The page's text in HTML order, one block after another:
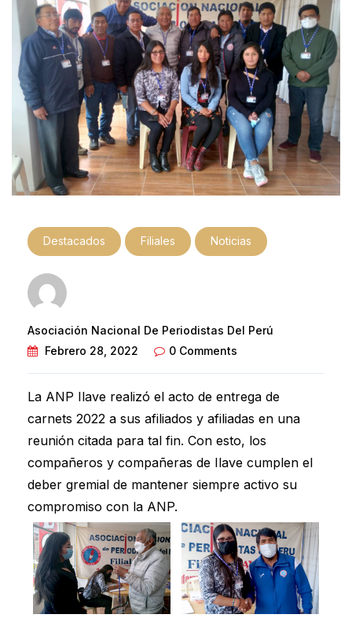
Destacados Filiales Noticias
Asociación Nacional De Periodistas Del Perú
Febrero 28, 2022
0 Comments
La ANP Ilave realizó el acto de entrega de
carnets 2022 a sus afiliados y afiliadas en una
reunión citada para tal fin. Con esto, los
compañeros y compañeras de Ilave cumplen el
deber gremial de mantener siempre activo su
compromiso con la ANP.